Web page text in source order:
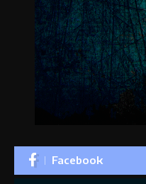
Facebook